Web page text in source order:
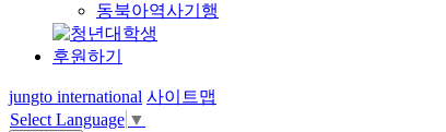
동북아역사기행
후원하기
jungto international 사이트맵
Select Language ▼